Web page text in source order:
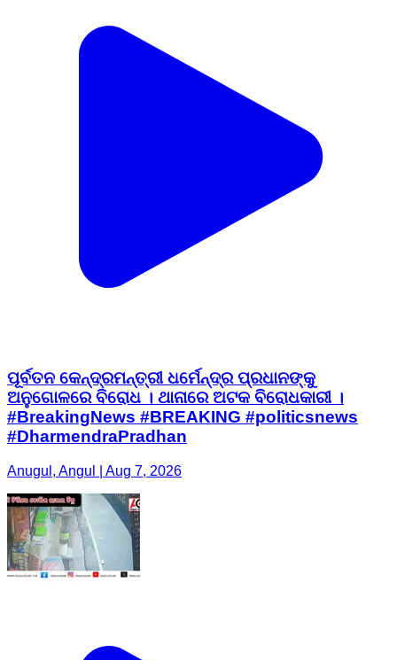
ପୂର୍ବତନ କେନ୍ଦ୍ରମନ୍ତ୍ରୀ ଧର୍ମେନ୍ଦ୍ର ପ୍ରଧାନଙ୍କୁ
ଅନୁଗୋଳରେ ବିରୋଧ । ଥାନାରେ ଅଟକ ବିରୋଧକାରୀ ।
#BreakingNews #BREAKING #politicsnews
#DharmendraPradhan
Anugul, Angul | Aug 7, 2026